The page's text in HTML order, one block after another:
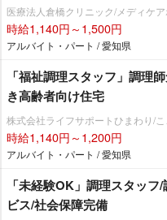
医療法人倉橋クリニック/メディケ
時給1,140円～1,500円
アルバイト・パート / 愛知県
「福祉調理スタッフ」調理
き高齢者向け住宅
株式会社ライフサポートひまわり/
時給1,140円～1,200円
アルバイト・パート / 愛知県
「未経験OK」調理スタッ
ビス/社会保障完備